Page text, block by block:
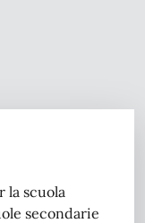
la scuola
secondarie